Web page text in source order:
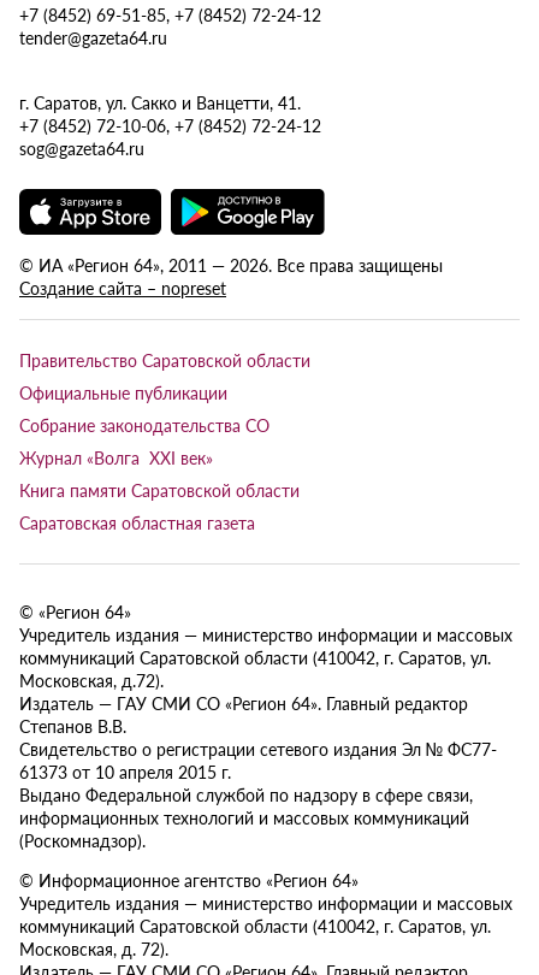
+7 (8452) 69-51-85, +7 (8452) 72-24-12
tender@gazeta64.ru
г. Саратов, ул. Сакко и Ванцетти, 41.
+7 (8452) 72-10-06, +7 (8452) 72-24-12
sog@gazeta64.ru
© ИА «Регион 64», 2011 — 2026. Все права защищены
Создание сайта – nopreset
Правительство Саратовской области
Официальные публикации
Собрание законодательства СО
Журнал «Волга XXI век»
Книга памяти Саратовской области
Саратовская областная газета
© «Регион 64»
Учредитель издания — министерство информации и массовых
коммуникаций Саратовской области (410042, г. Саратов, ул.
Московская, д.72).
Издатель — ГАУ СМИ СО «Регион 64». Главный редактор
Степанов В.В.
Свидетельство о регистрации сетевого издания Эл № ФС77-
61373 от 10 апреля 2015 г.
Выдано Федеральной службой по надзору в сфере связи,
информационных технологий и массовых коммуникаций
(Роскомнадзор).
© Информационное агентство «Регион 64»
Учредитель издания — министерство информации и массовых
коммуникаций Саратовской области (410042, г. Саратов, ул.
Московская, д. 72).